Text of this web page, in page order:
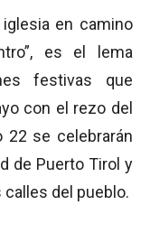
iglesia en camino
es el lema
festivas que
con el rezo del
22 se celebrarán
de Puerto Tirol y
del pueblo.